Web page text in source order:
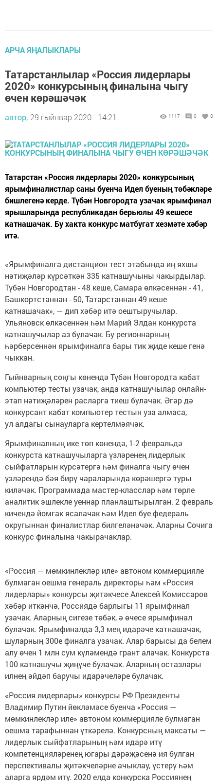
АРЧА ЯҢАЛЫКЛАРЫ
Татарстанлылар «Россия лидерлары
2020» конкурсының финалына чыгу
өчен көрәшәчәк
автор, 29 гыйнвар 2020 - 14:21 1117 0 0
Татарстан «Россия лидерлары 2020» конкурсының
ярымфиналистлар саны буенча Идел буеның төбәкләре
бишлегенә керде. Түбән Новгородта узачак ярымфинал
ярышларында республикадан берьюлы 49 кешесе
катнашачак. Бу хакта конкурс матбугат хезмәте хәбәр
итә.
«Ярымфиналга дистанцион тест этабында иң яхшы
нәтиҗәләр күрсәткән 335 катнашучыны чакырдылар.
Түбән Новгородтан - 48 кеше, Самара өлкәсеннән - 41,
Башкортстаннан - 50, Татарстаннан 49 кеше
катнашачак», — дип хәбәр итә оештыручылар.
Ульяновск өлкәсеннән һәм Марий Элдан конкурста
катнашучылар аз булачак. Бу регионнарның
һәрберсеннән ярымфиналга бары тик җиде кеше генә
чыккан.
Гыйнварның соңгы көнендә Түбән Новгородта кабат
компьютер тесты узачак, анда катнашучылар онлайн-
этап нәтиҗәләрен расларга тиеш булачак. Әгәр дә
конкурсант кабат компьютер тестын уза алмаса,
ул алдагы сынауларга кертелмәячәк.
Ярымфиналның ике төп көнендә, 1-2 февральдә
конкурста катнашучыларга үзләренең лидерлык
сыйфатларын күрсәтергә һәм финалга чыгу өчен
үзләрендә бәя бирү чараларында көрәшергә туры
киләчәк. Программада мастер-класслар һәм төрле
аналитик эшлекле уеннар планлаштырылган. 2 февраль
кичендә йомгак ясалачак һәм Идел буе федераль
округыннан финалистлар билгеләнәчәк. Аларны Сочига
конкурс финалына чакырачаклар.
«Россия — мөмкинлекләр иле» автоном коммерцияле
булмаган оешма генераль директоры һәм «Россия
лидерлары» конкурсы җитәкчесе Алексей Комиссаров
хәбәр иткәнчә, Россиядә барлыгы 11 ярымфинал
узачак. Аларның сигезе төбәк, ә өчесе ярымфинал
булачак. Ярымфиналда 3,3 мең идарәче катнашачак,
шуларның 300е финалга узачак. Алар барысы да белем
алу өчен 1 млн сум күләмендә грант алачак. Конкурста
100 катнашучы җиңүче булачак. Аларның остазлары
илнең әйдәп баручы идарәчеләре булачак.
«Россия лидерлары» конкурсы РФ Президенты
Владимир Путин йөкләмәсе буенча «Россия —
мөмкинлекләр иле» автоном коммерцияле булмаган
оешма тарафыннан үткәрелә. Конкурсның максаты —
лидерлык сыйфатларының һәм идарә итү
компетенцияләренең югары дәрәҗәсенә ия булган
перспективалы җитәкчеләрне ачыклау, үстерү һәм
аларга ярдәм итү. 2020 елда конкурска Россиянең